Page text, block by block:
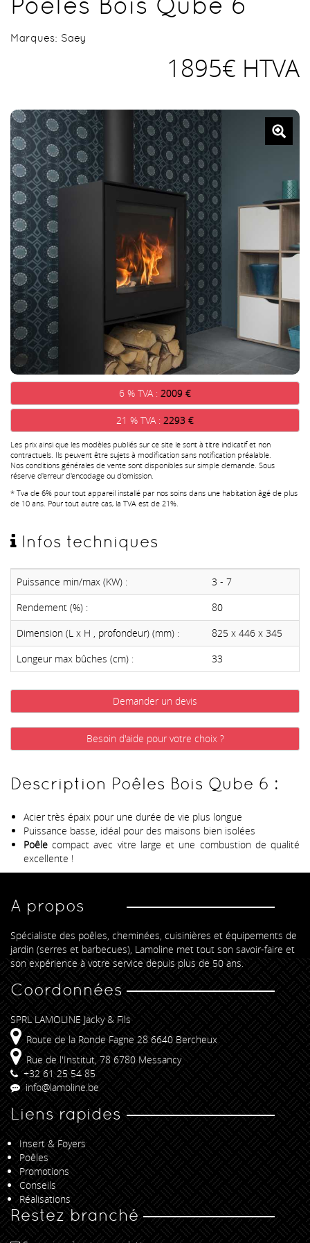
Marques: Saey
1895€ HTVA
6 % TVA : 2009 €
21 % TVA : 2293 €
Les prix ainsi que les modèles publiés sur ce site le sont à titre indicatif et non
contractuels. Ils peuvent être sujets à modification sans notification préalable.
Nos conditions générales de vente sont disponibles sur simple demande. Sous
réserve d'erreur d'encodage ou d'omission.
* Tva de 6% pour tout appareil installé par nos soins dans une habitation âgé de plus
de 10 ans. Pour tout autre cas, la TVA est de 21%.
Infos techniques
Puissance min/max (KW) :
3 - 7
Rendement (%) :
80
Dimension (L x H , profondeur) (mm) :
825 x 446 x 345
Longeur max bûches (cm) :
33
Demander un devis
Besoin d'aide pour votre choix ?
Description Poêles Bois Qube 6 :
Acier très épaix pour une durée de vie plus longue
Puissance basse, idéal pour des maisons bien isolées
Poêlecompact avec vitre large et une combustion de qualité
excellente !
A propos
Spécialiste des poêles, cheminées, cuisinières et équipements de
jardin (serres et barbecues), Lamoline met tout son savoir-faire et
son expérience à votre service depuis plus de 50 ans.
Coordonnées
SPRL LAMOLINE Jacky & Fils
Route de la Ronde Fagne 28 6640 Bercheux
Rue de l'Institut, 78 6780 Messancy
+32 61 25 54 85
info@lamoline.be
Liens rapides
Insert & Foyers
Poêles
Promotions
Conseils
Réalisations
Restez branché